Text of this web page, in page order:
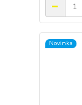
Novinka